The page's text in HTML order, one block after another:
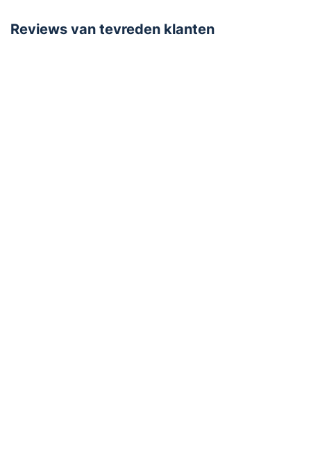
Voeding Lithium batterij (5-10 jr)
Reviews van tevreden klanten